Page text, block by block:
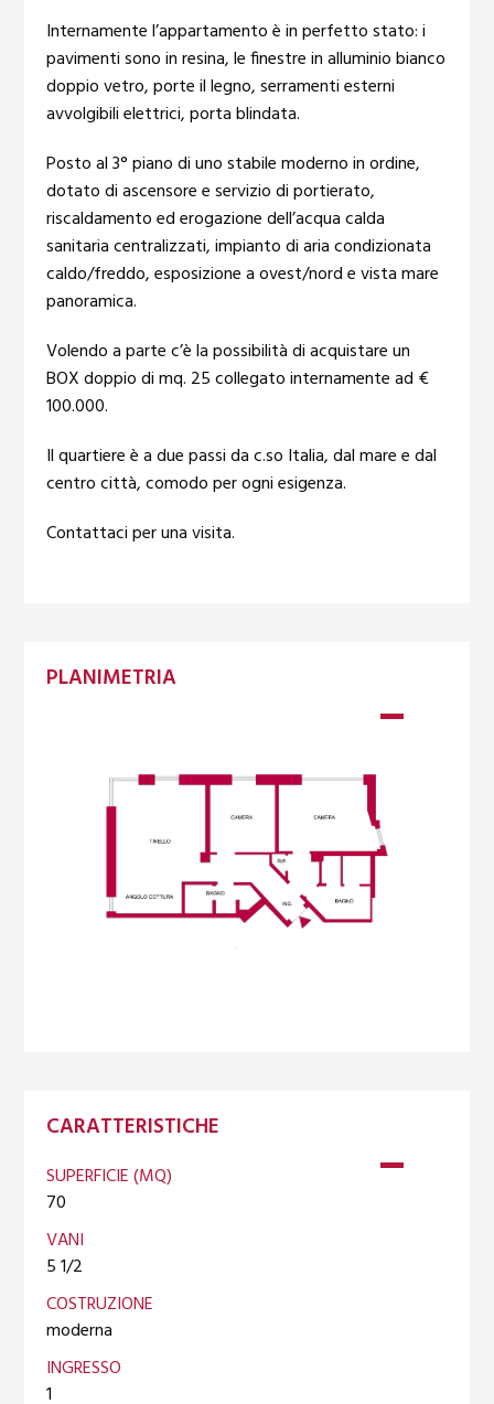
Internamente l’appartamento è in perfetto stato: i
pavimenti sono in resina, le finestre in alluminio bianco
doppio vetro, porte il legno, serramenti esterni
avvolgibili elettrici, porta blindata.
Posto al 3° piano di uno stabile moderno in ordine,
dotato di ascensore e servizio di portierato,
riscaldamento ed erogazione dell’acqua calda
sanitaria centralizzati, impianto di aria condizionata
caldo/freddo, esposizione a ovest/nord e vista mare
panoramica.
Volendo a parte c’è la possibilità di acquistare un
BOX doppio di mq. 25 collegato internamente ad €
100.000.
Il quartiere è a due passi da c.so Italia, dal mare e dal
centro città, comodo per ogni esigenza.
Contattaci per una visita.
PLANIMETRIA
CARATTERISTICHE
SUPERFICIE (MQ)
70
VANI
5 1/2
COSTRUZIONE
moderna
INGRESSO
1